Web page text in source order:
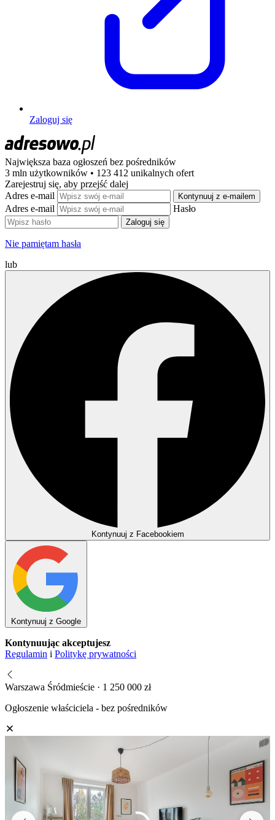
Zaloguj się
Największa baza ogłoszeń bez pośredników
3 mln użytkowników • 123 412 unikalnych ofert
Zarejestruj się, aby przejść dalej
Adres e-mail
Kontynuuj z e-mailem
Adres e-mail Hasło
Zaloguj się
Nie pamiętam hasła
lub
Kontynuuj z Facebookiem
Kontynuuj z Google
Kontynuując akceptujesz
Regulamin i Politykę prywatności
Warszawa Śródmieście · 1 250 000 zł
Ogłoszenie właściciela - bez pośredników